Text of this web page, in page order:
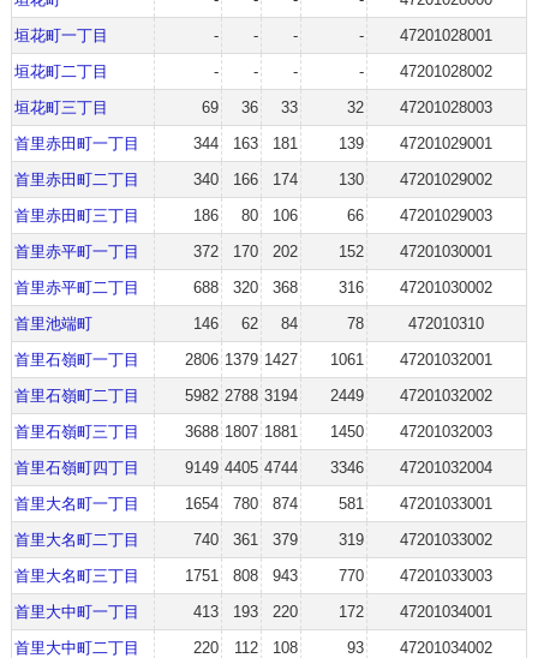
垣花町一丁目
- - - -
47201028001
垣花町二丁目
- - - -
47201028002
垣花町三丁目
69 36 33 32
47201028003
首里赤田町一丁目
344 163 181 139
47201029001
首里赤田町二丁目
340 166 174 130
47201029002
首里赤田町三丁目
186 80 106 66
47201029003
首里赤平町一丁目
372 170 202 152
47201030001
首里赤平町二丁目
688 320 368 316
47201030002
首里池端町
146 62 84 78
472010310
首里石嶺町一丁目
2806 1379 1427 1061
47201032001
首里石嶺町二丁目
5982 2788 3194 2449
47201032002
首里石嶺町三丁目
3688 1807 1881 1450
47201032003
首里石嶺町四丁目
9149 4405 4744 3346
47201032004
首里大名町一丁目
1654 780 874 581
47201033001
首里大名町二丁目
740 361 379 319
47201033002
首里大名町三丁目
1751 808 943 770
47201033003
首里大中町一丁目
413 193 220 172
47201034001
首里大中町二丁目
220 112 108 93
47201034002